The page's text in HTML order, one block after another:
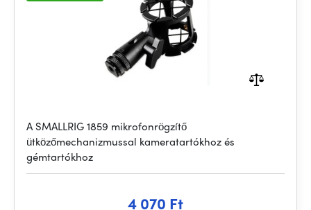
A SMALLRIG 1859 mikrofonrögzítő
ütközőmechanizmussal kameratartókhoz és
gémtartókhoz
4 070 Ft